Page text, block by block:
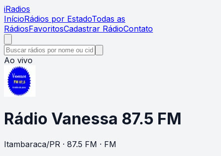
iRadios
InícioRádios por EstadoTodas as
RádiosFavoritosCadastrar RádioContato
Ao vivo
Rádio Vanessa 87.5 FM
Itambaraca/PR · 87.5 FM · FM